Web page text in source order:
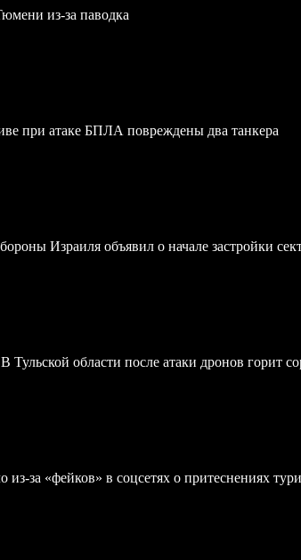
из-за паводка
при атаке БПЛА повреждены два танкера
Израиля объявил о начале застройки
Тульской области после атаки дронов горит
из-за «фейков» в соцсетях о притеснениях